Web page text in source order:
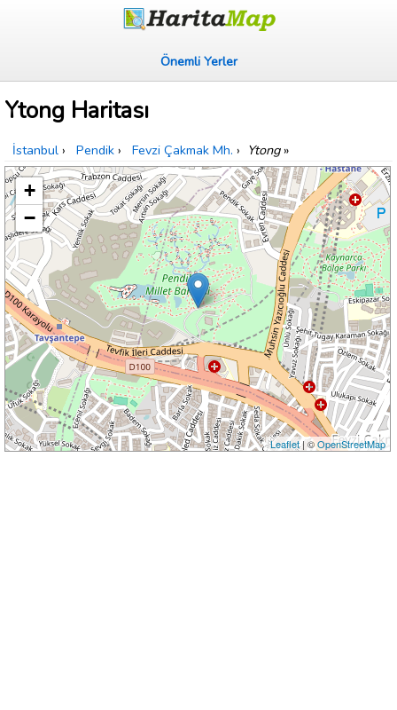
Önemli Yerler
Ytong Haritası
İstanbul › Pendik › Fevzi Çakmak Mh. › Ytong»
+
−
Leaflet| ©OpenStreetMap